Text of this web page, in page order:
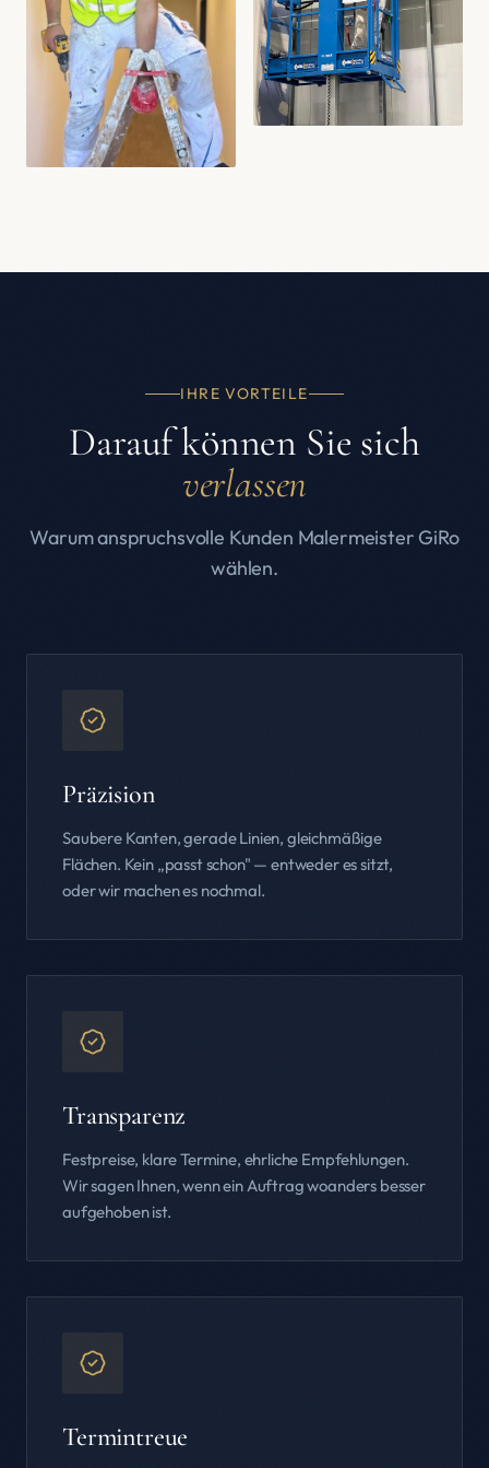
IHRE VORTEILE
Darauf können Sie sich
verlassen
Warum anspruchsvolle Kunden Malermeister GiRo
wählen.
Präzision
Saubere Kanten, gerade Linien, gleichmäßige
Flächen. Kein „passt schon" — entweder es sitzt,
oder wir machen es nochmal.
Transparenz
Festpreise, klare Termine, ehrliche Empfehlungen.
Wir sagen Ihnen, wenn ein Auftrag woanders besser
aufgehoben ist.
Termintreue